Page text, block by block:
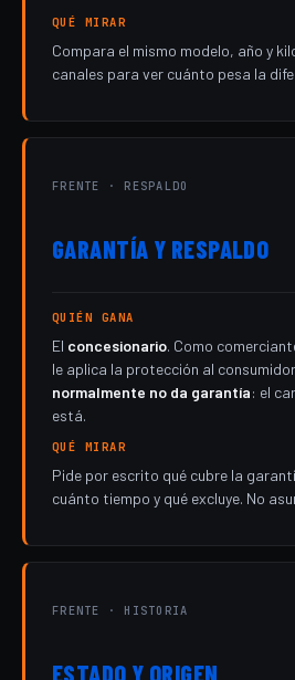
QUÉ MIRAR
Compara el mismo modelo, año y
canales para ver cuánto pesa la
FRENTE · RESPALDO
GARANTÍA Y RESPALDO
QUIÉN GANA
El concesionario. Como
le aplica la protección al
normalmente no da garantía: el
está.
QUÉ MIRAR
Pide por escrito qué cubre la
cuánto tiempo y qué excluye. No
FRENTE · HISTORIA
ESTADO Y ORIGEN